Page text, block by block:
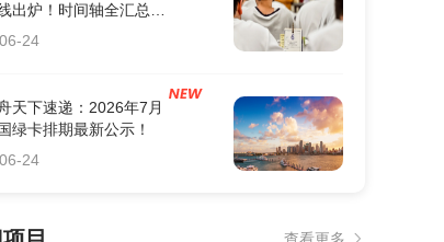
出炉！时间轴全汇总：
个关键节点错过1个，
06-24
天下速递：2026年7月
绿卡排期最新公示！
06-24